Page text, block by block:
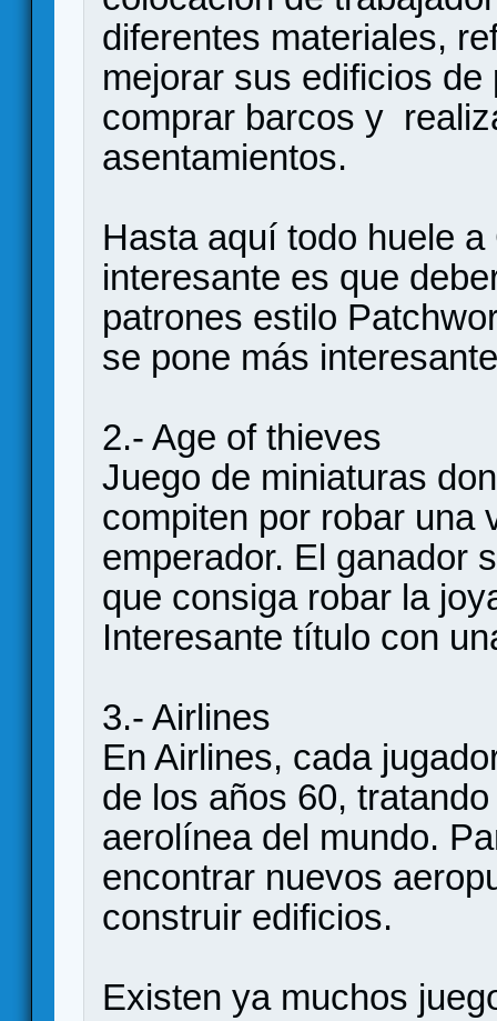
diferentes materiales,
mejorar sus edificios
comprar barcos y
asentamientos.
Hasta aquí todo huele
interesante es que
patrones estilo
se pone más
2.- Age of thieves
Juego de miniaturas
compiten por robar una
emperador. El ganador
que consiga robar la
Interesante título con
3.- Airlines
En Airlines, cada
de los años 60,
aerolínea del mundo.
encontrar nuevos
construir edificios.
Existen ya muchos